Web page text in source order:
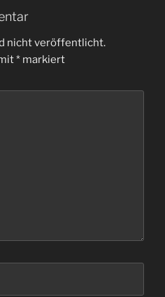
nicht veröffentlicht.
* markiert